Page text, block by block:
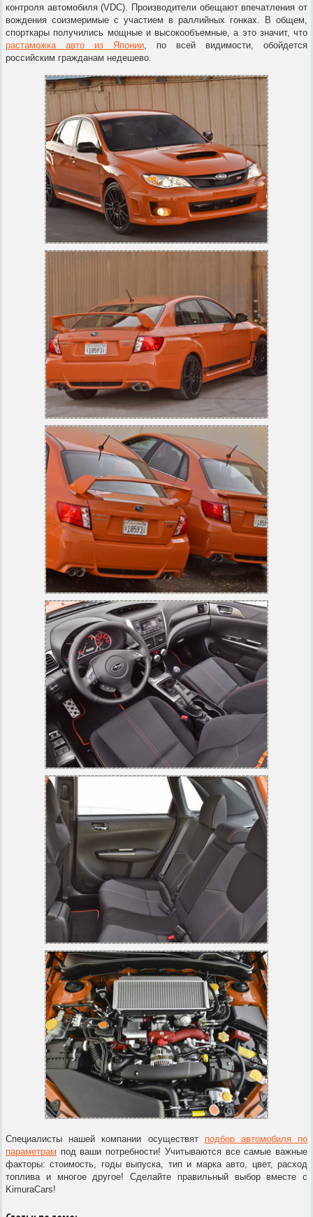
контроля автомобиля (VDC). Производители обещают впечатления от
вождения соизмеримые с участием в раллийных гонках. В общем,
спорткары получились мощные и высокообъемные, а это значит, что
растаможка авто из Японии , по всей видимости, обойдется
российским гражданам недешево.
Специалисты нашей компании осуществят подбор автомобиля по
параметрам под ваши потребности! Учитываются все самые важные
факторы: стоимость, годы выпуска, тип и марка авто, цвет, расход
топлива и многое другое! Сделайте правильный выбор вместе с
KimuraCars!